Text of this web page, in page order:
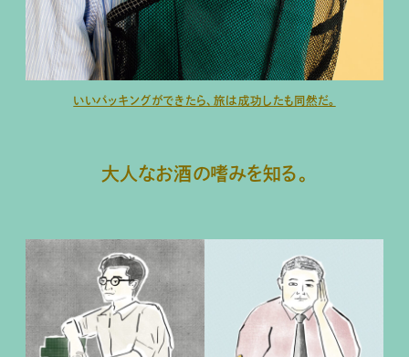
いいパッキングができたら、旅は成功したも同然だ。
大人なお酒の嗜みを知る。